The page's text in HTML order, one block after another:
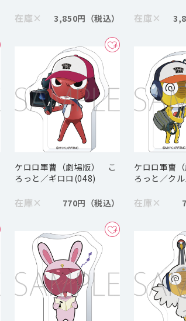
在庫× 3,850円 在庫×
ケロロ軍曹（劇場版） こ
ろっと／ギロロ(048)
在庫× 770円
ケロロ軍曹
ろっと／ク
在庫×